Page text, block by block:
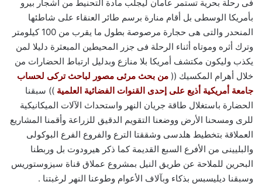
فى رحلة بحرية تستمر عامان ليجلب مادة التحنيط من أشجار بيرو
بأمريكا الوسطى بل أقام منارة برسم طائر العنقاء على شاطئها
المنحدر والتى هى حجارة مرصوصة بطول ما يقرب من 100 كيلومتر
وترك أثره وموتاه أثناء الرحلة فى جزر المحيطين المبعثرة دليلا لمن
يكذب وليكون مكتشف أمريكا بلا منازع وبدليل ارتباط الحضارات من
خلال أهرام المكسيك (( من بحث مرئى مصور لباحث تركى لحساب
جامعة أمريكية أذيع على إحدى القنوات الفضائية العلمية )) سبقنا
الحضارة باستغلال طاقة جريان النهر واستحداث الآلات الميكانيكية
للرى ومسحنا الأرض ووضعنا التقويم الدقيق للزراعة وأقمنا المشاريع
العملاقة بتخطيط هلدسى وشققتا الترع والفروع الفرع البوكولى
والبليينى من الأفرع السبع القديمة كما ذكر هيرودوت بل وربطنا
البحرين للملاحة عن طريق النيل بمشروع عملاق قناة سيزوستوريس
وسبقنا ديليسبس بذكاء وبآلاف الأعوام وطوعنا النهر لرغبتنا .